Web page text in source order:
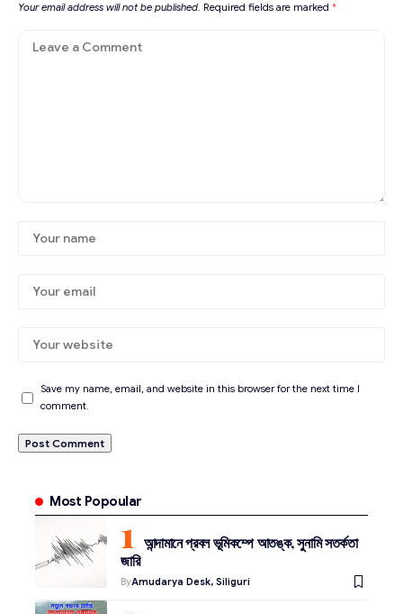
Your email address will not be published. Required fields are marked *
Save my name, email, and website in this browser for the next time I
comment.
Most Popoular
আন্দামানে প্রবল ভূমিকম্পে আতঙ্ক, সুনামি সতর্কতা
জারি
ByAmudarya Desk, Siliguri